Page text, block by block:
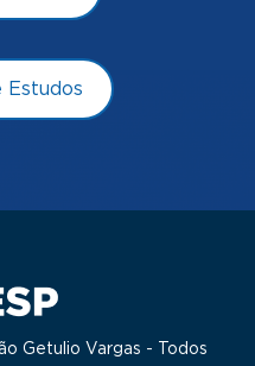
Estudos
Getulio Vargas - Todos